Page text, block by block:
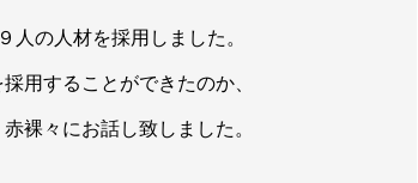
の人材を採用しました。
用することができたのか、
裸々にお話し致しました。